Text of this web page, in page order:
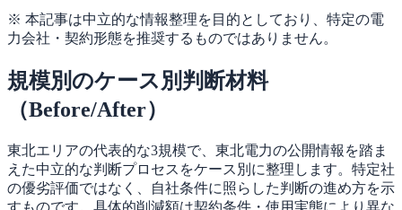
※ 本記事は中立的な情報整理を目的としており、特定の電
力会社・契約形態を推奨するものではありません。
規模別のケース別判断材料
（Before/After）
東北エリアの代表的な3規模で、東北電力の公開情報を踏ま
えた中立的な判断プロセスをケース別に整理します。特定社
の優劣評価ではなく、自社条件に照らした判断の進め方を示